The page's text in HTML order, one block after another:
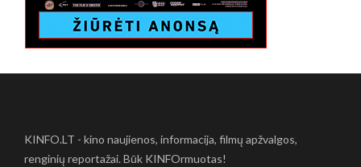
KINFO.LT - kino naujienos, informacija, filmų apžvalgos,
renginių reportažai. Būk KINFOrmuotas!